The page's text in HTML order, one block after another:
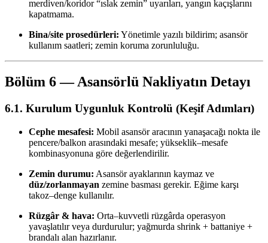
merdiven/koridor “ıslak zemin” uyarıları, yangın kaçışlarını
kapatmama.
Bina/site prosedürleri: Yönetimle yazılı bildirim; asansör
kullanım saatleri; zemin koruma zorunluluğu.
Bölüm 6 — Asansörlü Nakliyatın Detayı
6.1. Kurulum Uygunluk Kontrolü (Keşif Adımları)
Cephe mesafesi: Mobil asansör aracının yanaşacağı nokta ile
pencere/balkon arasındaki mesafe; yükseklik–mesafe
kombinasyonuna göre değerlendirilir.
Zemin durumu: Asansör ayaklarının kaymaz ve
düz/zorlanmayan zemine basması gerekir. Eğime karşı
takoz–denge kullanılır.
Rüzgâr & hava: Orta–kuvvetli rüzgârda operasyon
yavaşlatılır veya durdurulur; yağmurda shrink + battaniye +
brandalı alan hazırlanır.